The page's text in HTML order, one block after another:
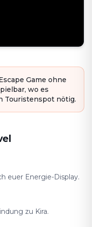
Game ohne
wo es
Touristenspot nötig.
euer Energie-Display.
zu Kira.